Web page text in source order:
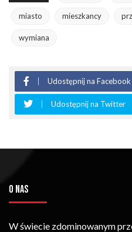
miasto mieszkancy
wymiana
Udostępnij na Facebook
Udostępnij na Twitter
O NAS
W świecie zdominowanym